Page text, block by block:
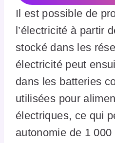
Il est possible de
l’électricité à partir
stocké dans les
électricité peut
dans les batteries
utilisées pour
électriques, ce qui
autonomie de 1